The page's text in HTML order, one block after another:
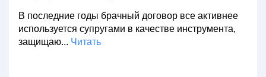
В последние годы брачный договор все активнее
используется супругами в качестве инструмента,
защищаю... Читать